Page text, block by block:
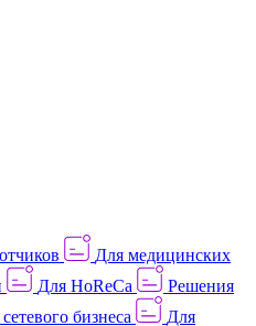
Для медицинских
Для HoReCa
Решения
бизнеса
Для